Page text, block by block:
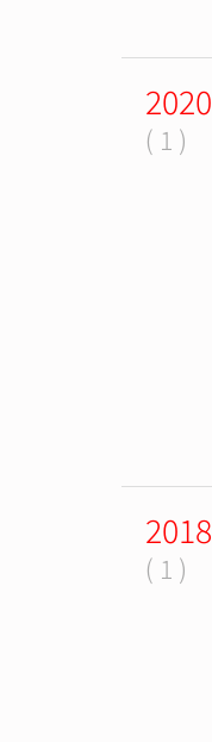
2020
( 1 )
2018
( 1 )